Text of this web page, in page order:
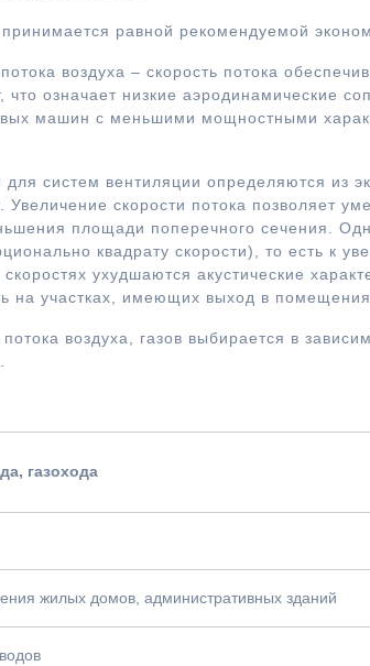
равной рекомендуемой
воздуха – скорость потока
что означает низкие аэродинамические
машин с меньшими мощностными
систем вентиляции определяются из
Увеличение скорости потока позволяет
площади поперечного сечения.
квадрату скорости), то есть к
ухудшаются акустические
на участках, имеющих выход в помещения.
воздуха, газов выбирается в
газохода
жилых домов, административных зданий